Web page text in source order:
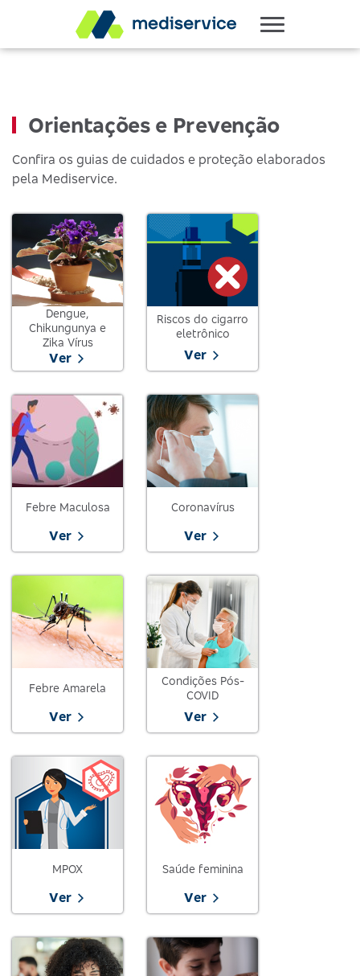
Orientações e Prevenção
Confira os guias de cuidados e proteção elaborados
pela Mediservice.
Dengue,
Chikungunya e
Zika Vírus
Ver
Riscos do cigarro
eletrônico
Ver
Febre Maculosa
Ver
Coronavírus
Ver
Febre Amarela
Ver
Condições Pós-
COVID
Ver
MPOX
Ver
Saúde feminina
Ver